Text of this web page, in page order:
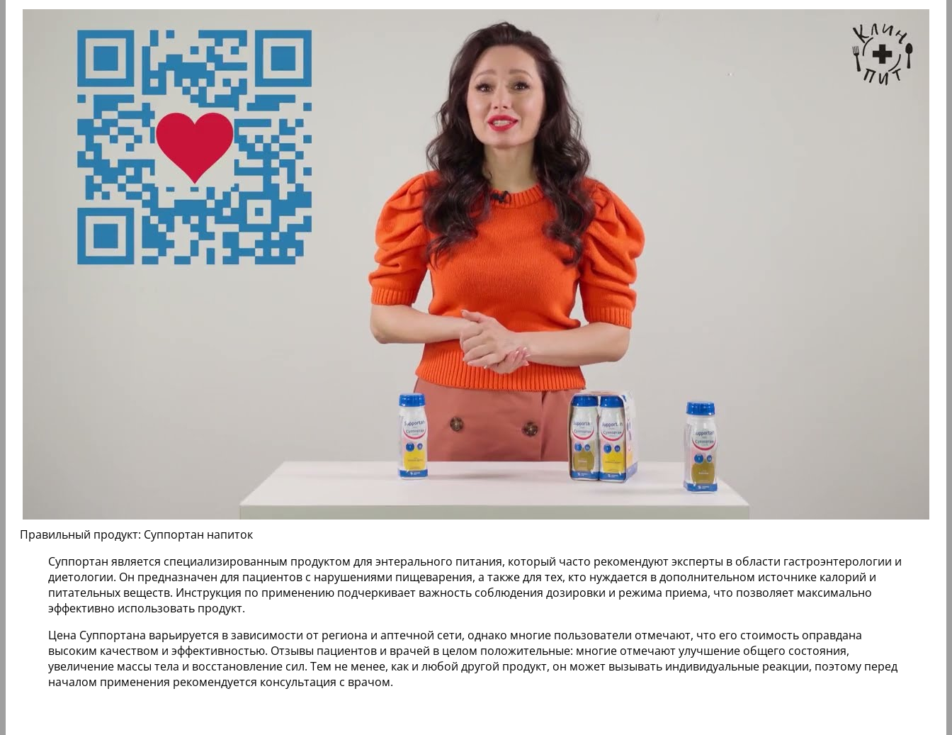
Правильный продукт: Суппортан напиток
Суппортан является специализированным продуктом для энтерального питания, который часто рекомендуют эксперты в области гастроэнтерологии и
диетологии. Он предназначен для пациентов с нарушениями пищеварения, а также для тех, кто нуждается в дополнительном источнике калорий и
питательных веществ. Инструкция по применению подчеркивает важность соблюдения дозировки и режима приема, что позволяет максимально
эффективно использовать продукт.
Цена Суппортана варьируется в зависимости от региона и аптечной сети, однако многие пользователи отмечают, что его стоимость оправдана
высоким качеством и эффективностью. Отзывы пациентов и врачей в целом положительные: многие отмечают улучшение общего состояния,
увеличение массы тела и восстановление сил. Тем не менее, как и любой другой продукт, он может вызывать индивидуальные реакции, поэтому перед
началом применения рекомендуется консультация с врачом.